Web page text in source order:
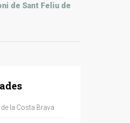
de Sant Feliu de
la Costa Brava